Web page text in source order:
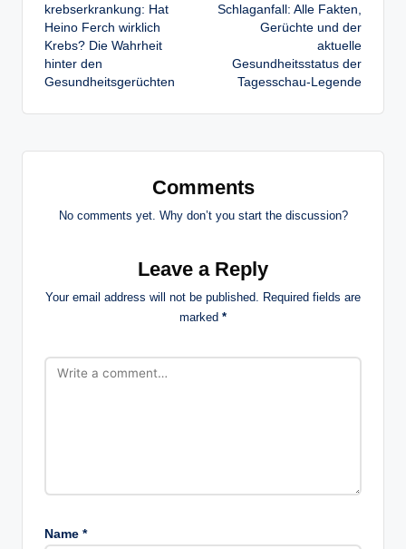
krebserkrankung: Hat
Heino Ferch wirklich
Krebs? Die Wahrheit
hinter den
Gesundheitsgerüchten
Schlaganfall: Alle Fakten,
Gerüchte und der
aktuelle
Gesundheitsstatus der
Tagesschau-Legende
Comments
No comments yet. Why don’t you start the discussion?
Leave a Reply
Your email address will not be published. Required fields are
marked *
Name *